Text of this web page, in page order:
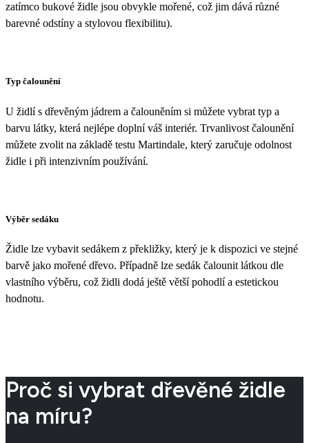
zatímco bukové židle jsou obvykle mořené, což jim dává různé
barevné odstíny a stylovou flexibilitu).
Typ čalounění
U židlí s dřevěným jádrem a čalouněním si můžete vybrat typ a
barvu látky, která nejlépe doplní váš interiér. Trvanlivost čalounění
můžete zvolit na základě testu Martindale, který zaručuje odolnost
židle i při intenzivním používání.
Výběr sedáku
Židle lze vybavit sedákem z překližky, který je k dispozici ve stejné
barvě jako mořené dřevo. Případně lze sedák čalounit látkou dle
vlastního výběru, což židli dodá ještě větší pohodlí a estetickou
hodnotu.
Proč si vybrat dřevěné židle
na míru?